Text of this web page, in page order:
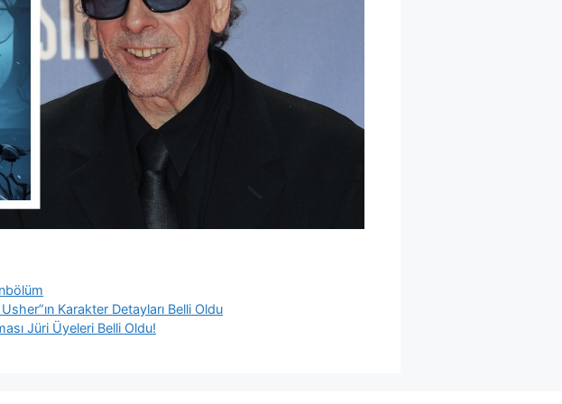
Karakter Detayları Belli Oldu
Jüri Üyeleri Belli Oldu!